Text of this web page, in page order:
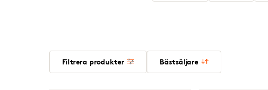
Filtrera produkter Bästsäljare